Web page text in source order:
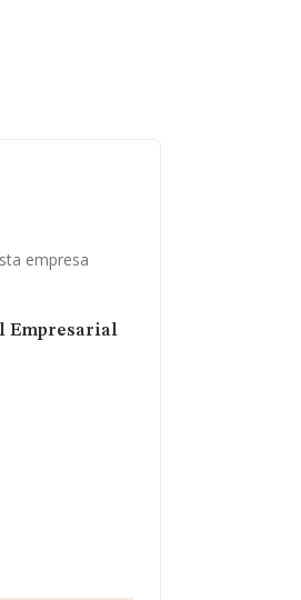
empresa
Empresarial